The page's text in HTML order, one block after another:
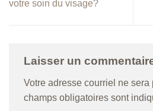
votre soin du visage?
Laisser un
Votre adresse courriel ne sera
champs obligatoires sont